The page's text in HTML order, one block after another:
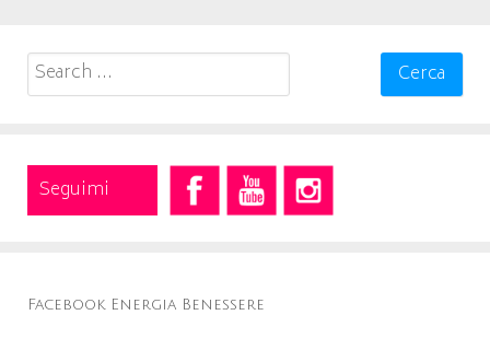
Search
for:
Seguimi
Facebook Energia Benessere